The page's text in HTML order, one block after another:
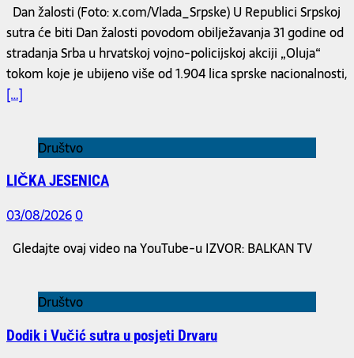
Dan žalosti (Foto: x.com/Vlada_Srpske) U Republici Srpskoj
sutra će biti Dan žalosti povodom obilježavanja 31 godine od
stradanja Srba u hrvatskoj vojno-policijskoj akciji „Oluja“
tokom koje je ubijeno više od 1.904 lica sprske nacionalnosti,
[…]
Društvo
LIČKA JESENICA
03/08/20260
Gledajte ovaj video na YouTube-u IZVOR: BALKAN TV
Društvo
Dodik i Vučić sutra u posjeti Drvaru